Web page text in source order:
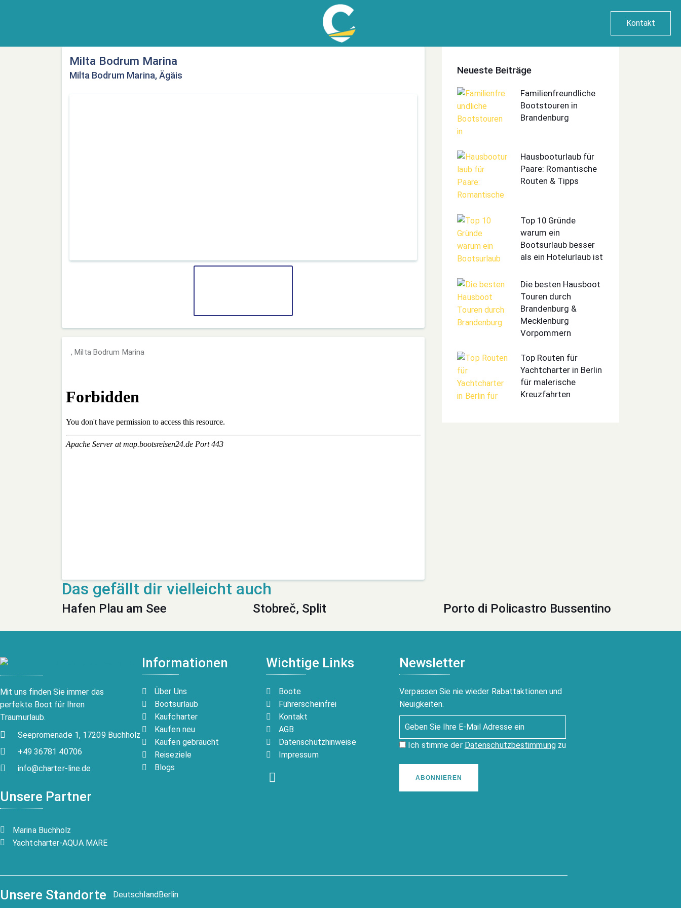
Kontakt
Milta Bodrum Marina
Milta Bodrum Marina, Ägäis
, Milta Bodrum Marina
Neueste Beiträge
Familienfreundliche
Bootstouren in
Brandenburg
Hausbooturlaub für
Paare: Romantische
Routen & Tipps
Top 10 Gründe
warum ein
Bootsurlaub besser
als ein Hotelurlaub ist
Die besten Hausboot
Touren durch
Brandenburg &
Mecklenburg
Vorpommern
Top Routen für
Yachtcharter in Berlin
für malerische
Kreuzfahrten
Hafen Plau am See Stobreč, Split Porto di Policastro Bussentino
Mit uns finden Sie immer das
perfekte Boot für Ihren
Traumurlaub.
Seepromenade 1, 17209 Buchholz
+49 36781 40706
info@charter-line.de
Unsere Partner
Marina Buchholz
Yachtcharter-AQUA MARE
Informationen
Über Uns
Bootsurlaub
Kaufcharter
Kaufen neu
Kaufen gebraucht
Reiseziele
Blogs
Wichtige Links
Boote
Führerscheinfrei
Kontakt
AGB
Datenschutzhinweise
Impressum
Newsletter
Verpassen Sie nie wieder Rabattaktionen und
Neuigkeiten.
Ich stimme der Datenschutzbestimmungzu
ABONNIEREN
Unsere Standorte DeutschlandBerlin